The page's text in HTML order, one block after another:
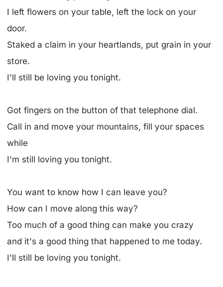
I left flowers on your table, left the lock on your
door.
Staked a claim in your heartlands, put grain in your
store.
I'll still be loving you tonight.
Got fingers on the button of that telephone dial.
Call in and move your mountains, fill your spaces
while
I'm still loving you tonight.
You want to know how I can leave you?
How can I move along this way?
Too much of a good thing can make you crazy
and it's a good thing that happened to me today.
I'll still be loving you tonight.